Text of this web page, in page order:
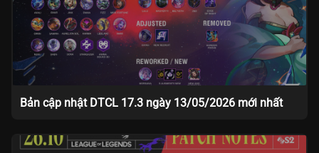
Bản cập nhật DTCL 17.3 ngày 13/05/2026 mới nhất